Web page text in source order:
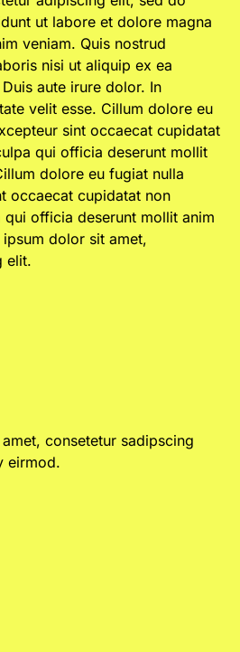
ut labore et dolore magna
veniam. Quis nostrud
nisi ut aliquip ex ea
aute irure dolor. In
velit esse. Cillum dolore eu
sint occaecat cupidatat
qui officia deserunt mollit
dolore eu fugiat nulla
occaecat cupidatat non
officia deserunt mollit anim
dolor sit amet,
elit.
consetetur sadipscing
eirmod.